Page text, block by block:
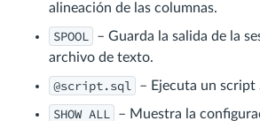
alineación de las columnas.
SPOOL
– Guarda la salida de la
archivo de texto.
@script.sql – Ejecuta un script
SHOW ALL
– Muestra la